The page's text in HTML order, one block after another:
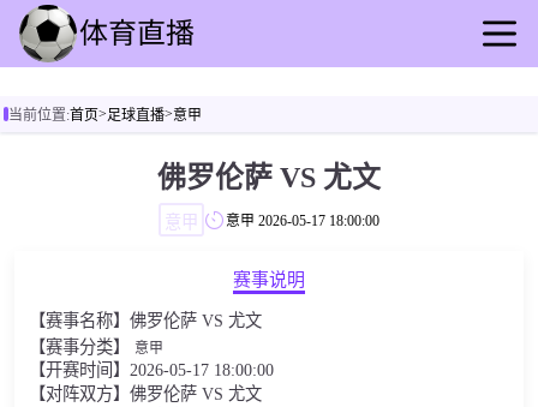
足球直播
全球联赛
当前位置:首页>足球直播>意甲
佛罗伦萨 VS 尤文
意甲 意甲 2026-05-17 18:00:00
赛事说明
【赛事名称】佛罗伦萨 VS 尤文
【赛事分类】
意甲
【开赛时间】2026-05-17 18:00:00
【对阵双方】佛罗伦萨 VS 尤文